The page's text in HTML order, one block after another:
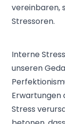
vereinbaren,
Stressoren.
Interne
unseren
Erwartungen
Stress